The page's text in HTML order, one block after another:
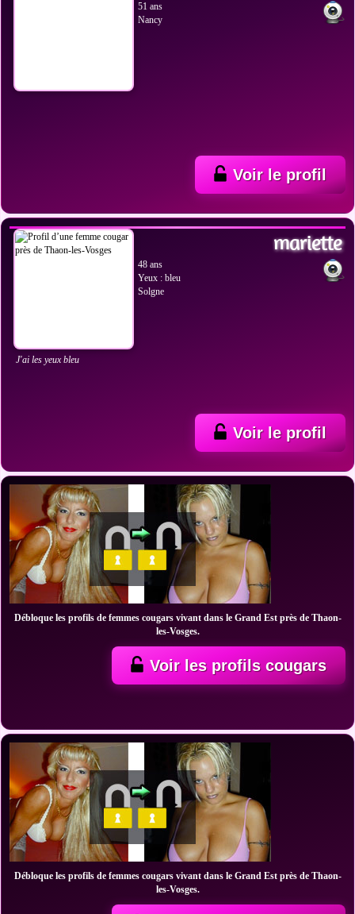
51 ans
Nancy
Voir le profil
mariette
48 ans
Yeux : bleu
Solgne
J'ai les yeux bleu
Voir le profil
Débloque les profils de femmes cougars vivant dans le Grand Est près de Thaon-
les-Vosges.
Voir les profils cougars
Débloque les profils de femmes cougars vivant dans le Grand Est près de Thaon-
les-Vosges.